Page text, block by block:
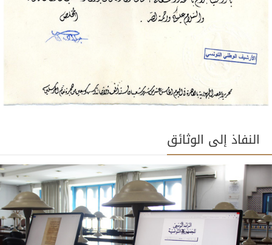
النفاذ إلى الوثائق